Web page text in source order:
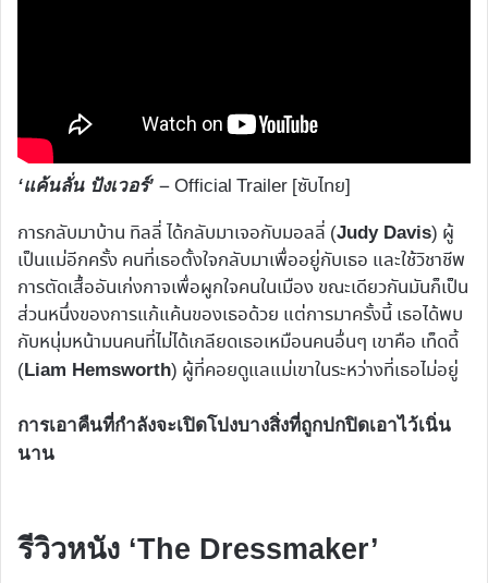
‘แค้นลั่น ปังเวอร์’ – Official Trailer [ซับไทย]
การกลับมาบ้าน ทิลลี่ ได้กลับมาเจอกับมอลลี่ (Judy Davis) ผู้
เป็นแม่อีกครั้ง คนที่เธอตั้งใจกลับมาเพื่ออยู่กับเธอ และใช้วิชาชีพ
การตัดเสื้ออันเก่งกาจเพื่อผูกใจคนในเมือง ขณะเดียวกันมันก็เป็น
ส่วนหนึ่งของการแก้แค้นของเธอด้วย แต่การมาครั้งนี้ เธอได้พบ
กับหนุ่มหน้ามนคนที่ไม่ได้เกลียดเธอเหมือนคนอื่นๆ เขาคือ เท็ดดี้
(Liam Hemsworth) ผู้ที่คอยดูแลแม่เขาในระหว่างที่เธอไม่อยู่
การเอาคืนที่กำลังจะเปิดโปงบางสิ่งที่ถูกปกปิดเอาไว้เนิ่น
นาน
รีวิวหนัง ‘The Dressmaker’